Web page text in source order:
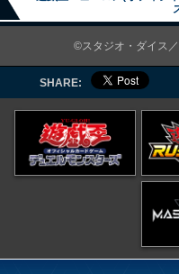
©スタジオ・ダイス
SHARE: